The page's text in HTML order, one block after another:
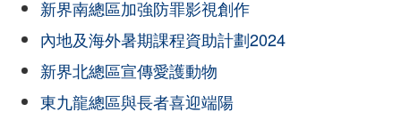
新界南總區加強防罪影視創作
內地及海外暑期課程資助計劃2024
新界北總區宣傳愛護動物
東九龍總區與長者喜迎端陽